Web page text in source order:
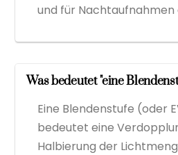
und für Nachtaufnahmen
Was bedeutet "eine
Eine Blendenstufe (oder
bedeutet eine
Halbierung der